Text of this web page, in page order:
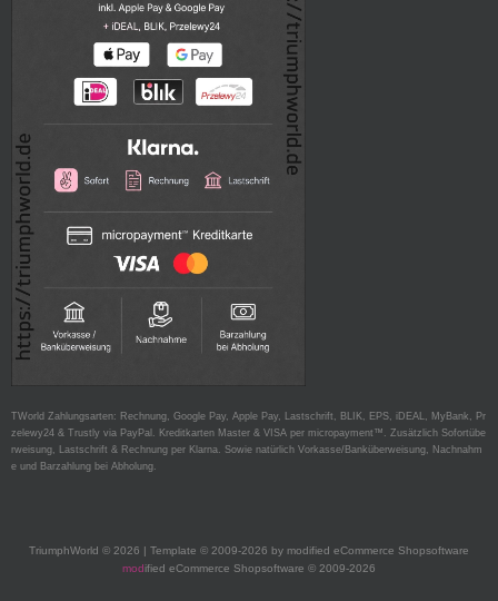
TWorld Zahlungsarten: Rechnung, Google Pay, Apple Pay, Lastschrift, BLIK, EPS, iDEAL, MyBank, Pr
zelewy24 & Trustly via PayPal. Kreditkarten Master & VISA per micropayment™. Zusätzlich Sofortübe
rweisung, Lastschrift & Rechnung per Klarna. Sowie natürlich Vorkasse/Banküberweisung, Nachnahm
e und Barzahlung bei Abholung.
TriumphWorld © 2026 | Template © 2009-2026 by modified eCommerce Shopsoftware
modified eCommerce Shopsoftware © 2009-2026